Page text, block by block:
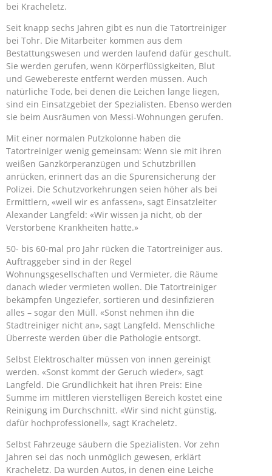
bei Kracheletz.
Seit knapp sechs Jahren gibt es nun die Tatortreiniger
bei Tohr. Die Mitarbeiter kommen aus dem
Bestattungswesen und werden laufend dafür geschult.
Sie werden gerufen, wenn Körperflüssigkeiten, Blut
und Gewebereste entfernt werden müssen. Auch
natürliche Tode, bei denen die Leichen lange liegen,
sind ein Einsatzgebiet der Spezialisten. Ebenso werden
sie beim Ausräumen von Messi-Wohnungen gerufen.
Mit einer normalen Putzkolonne haben die
Tatortreiniger wenig gemeinsam: Wenn sie mit ihren
weißen Ganzkörperanzügen und Schutzbrillen
anrücken, erinnert das an die Spurensicherung der
Polizei. Die Schutzvorkehrungen seien höher als bei
Ermittlern, «weil wir es anfassen», sagt Einsatzleiter
Alexander Langfeld: «Wir wissen ja nicht, ob der
Verstorbene Krankheiten hatte.»
50- bis 60-mal pro Jahr rücken die Tatortreiniger aus.
Auftraggeber sind in der Regel
Wohnungsgesellschaften und Vermieter, die Räume
danach wieder vermieten wollen. Die Tatortreiniger
bekämpfen Ungeziefer, sortieren und desinfizieren
alles – sogar den Müll. «Sonst nehmen ihn die
Stadtreiniger nicht an», sagt Langfeld. Menschliche
Überreste werden über die Pathologie entsorgt.
Selbst Elektroschalter müssen von innen gereinigt
werden. «Sonst kommt der Geruch wieder», sagt
Langfeld. Die Gründlichkeit hat ihren Preis: Eine
Summe im mittleren vierstelligen Bereich kostet eine
Reinigung im Durchschnitt. «Wir sind nicht günstig,
dafür hochprofessionell», sagt Kracheletz.
Selbst Fahrzeuge säubern die Spezialisten. Vor zehn
Jahren sei das noch unmöglich gewesen, erklärt
Kracheletz. Da wurden Autos, in denen eine Leiche